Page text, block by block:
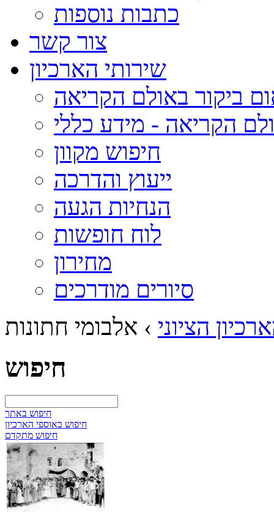
כתבות נוספות
צור קשר
שירותי הארכיון
ביקור באולם הקריאה
הקריאה - מידע כללי
חיפוש מקוון
ייעוץ והדרכה
הנחיות הגעה
לוח חופשות
מחירון
סיורים מודרכים
הציוני › אלבומי חתונות
חיפוש
חיפוש באתר
חיפוש באוספי הארכיון
חיפוש מתקדם